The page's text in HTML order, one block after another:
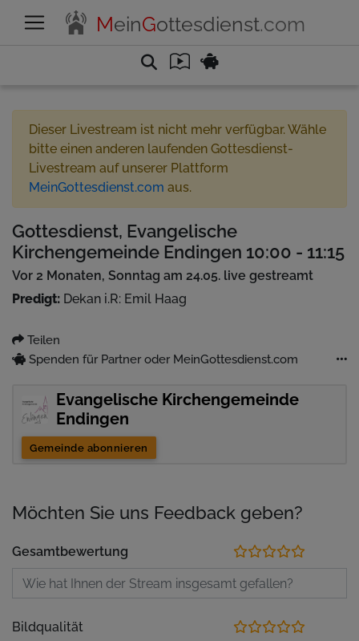
MeinGottesdienst.com
Dieser Livestream ist nicht mehr verfügbar. Wähle
bitte einen anderen laufenden Gottesdienst-
Livestream auf unserer Plattform
MeinGottesdienst.com aus.
Gottesdienst, Evangelische
Kirchengemeinde Endingen 10:00 - 11:15
Vor 2 Monaten, Sonntag am 24.05. live gestreamt
Predigt: Dekan i.R: Emil Haag
Teilen
Spenden für Partner oder MeinGottesdienst.com
Evangelische Kirchengemeinde
Endingen
Gemeinde abonnieren
Möchten Sie uns Feedback geben?
Gesamtbewertung
Bildqualität